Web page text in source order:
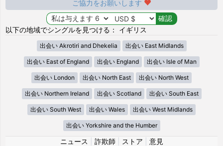
ご協力をお願いします
以下の地域でシングルを見つける： イギリス
出会い Akrotiri and Dhekelia 出会い East Midlands
出会い East of England 出会い England 出会い Isle of Man
出会い London 出会い North East 出会い North West
出会い Northern Ireland 出会い Scotland 出会い South East
出会い South West 出会い Wales 出会い West Midlands
出会い Yorkshire and the Humber
ニュース 詐欺師 ストア
意見